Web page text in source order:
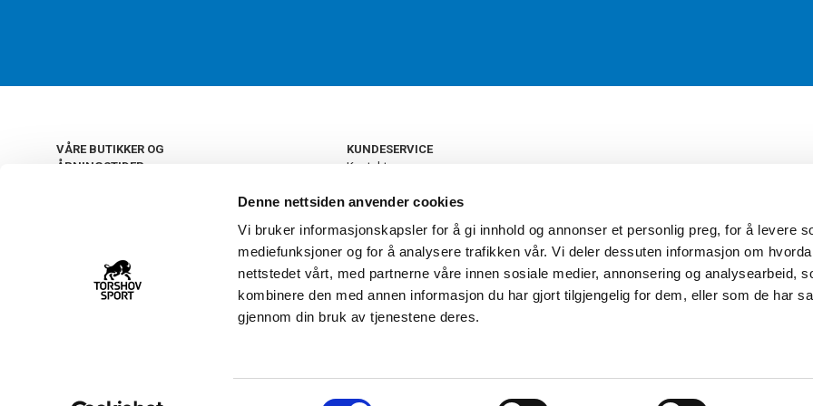
Denne nettsiden anvender cookies
Vi bruker informasjonskapsler for å gi innhold og annonser et personlig preg, for å levere
mediefunksjoner og for å analysere trafikken vår. Vi deler dessuten informasjon om
nettstedet vårt, med partnerne våre innen sosiale medier, annonsering og analysearbeid,
kombinere den med annen informasjon du har gjort tilgjengelig for dem, eller som de har
gjennom din bruk av tjenestene deres.
VÅRE BUTIKKER OG
ÅPNINGSTIDER
22 09 20 20
KUNDESERVICE
Kontakt oss
Retur og bytte
Personvern
Frakt og levering
Ledige stillinger
FAQ - Ofte stilte spørsmål
Åpenhetsloven
Torshov Sport har over 90 års
klubbhandel. Torshov Sport har
Drammen, Sandvika Storsenter